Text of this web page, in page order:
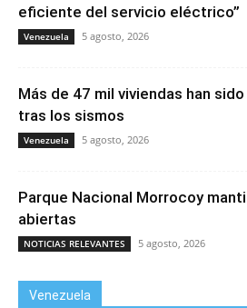
eficiente del servicio eléctrico”
Venezuela 5 agosto, 2026
Más de 47 mil viviendas han
tras los sismos
Venezuela 5 agosto, 2026
Parque Nacional Morrocoy
abiertas
NOTICIAS RELEVANTES 5 agosto, 2026
Venezuela